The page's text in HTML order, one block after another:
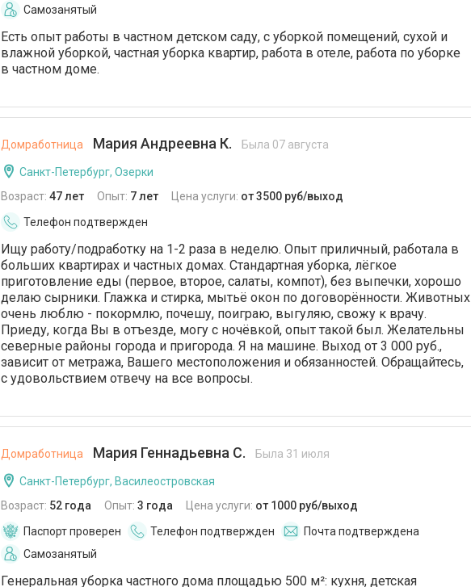
Самозанятый
Есть опыт работы в частном детском саду, с уборкой помещений, сухой и
влажной уборкой, частная уборка квартир, работа в отеле, работа по уборке
в частном доме.
Домработница Мария Андреевна К. Была 07 августа
Санкт-Петербург, Озерки
Возраст: 47 лет Опыт: 7 лет Цена услуги: от 3500 руб/выход
Телефон подтвержден
Ищу работу/подработку на 1-2 раза в неделю. Опыт приличный, работала в
больших квартирах и частных домах. Стандартная уборка, лёгкое
приготовление еды (первое, второе, салаты, компот), без выпечки, хорошо
делаю сырники. Глажка и стирка, мытьё окон по договорённости. Животных
очень люблю - покормлю, почешу, поиграю, выгуляю, свожу к врачу.
Приеду, когда Вы в отъезде, могу с ночёвкой, опыт такой был. Желательны
северные районы города и пригорода. Я на машине. Выход от 3 000 руб.,
зависит от метража, Вашего местоположения и обязанностей. Обращайтесь,
с удовольствием отвечу на все вопросы.
Домработница Мария Геннадьевна С. Была 31 июля
Санкт-Петербург, Василеостровская
Возраст: 52 года Опыт: 3 года Цена услуги: от 1000 руб/выход
Паспорт проверен
Телефон подтвержден
Почта подтверждена
Самозанятый
Генеральная уборка частного дома площадью 500 м²: кухня, детская